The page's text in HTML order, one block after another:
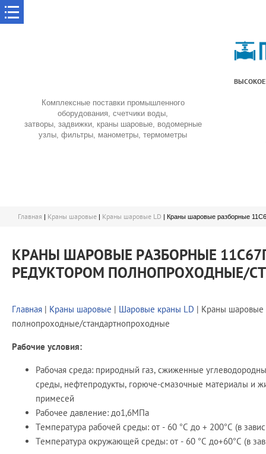
Комплексные поставки промышленного
оборудования, счетчики воды,
затворы, задвижки, краны шаровые, водомерные
узлы, фильтры, манометры, термометры
Главная | Краны шаровые | Краны шаровые LD | Краны шаровые разборные
КРАНЫ ШАРОВЫЕ РАЗБОРНЫЕ
РЕДУКТОРОМ ПОЛНОПРОХОДНЫЕ/
Главная | Краны шаровые | Шаровые краны LD | Краны шаровые
полнопроходные/стандартнопроходные
Рабочие условия:
Рабочая среда: природный газ, сжиженные
среды, нефтепродукты, горюче-смазочные материалы и
примесей
Рабочее давление: до1,6МПа
Температура рабочей среды: от - 60 °С до + 200°С (в
Температура окружающей среды: от - 60 °С до+60°С (в